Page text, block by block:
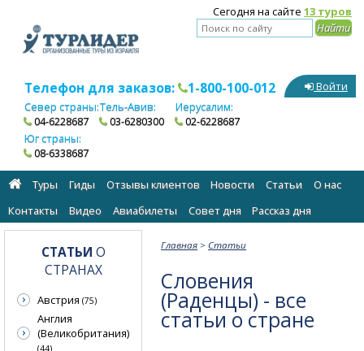
Сегодня на сайте 13 туров
Телефон для заказов: 1-800-100-012
Север страны:
04-6228687
Тель-Авив:
03-6280300
Иерусалим:
02-6228687
Юг страны:
08-6338687
Войти
Туры Гиды Отзывы клиентов Новости Статьи
О нас
Контакты
Видео Авиабилеты Cовет дня Рассказ дня
Главная > Статьи
Словения
(Раденцы) - все
статьи о стране
СТАТЬИ О
СТРАНАХ
Австрия (75)
Англия
(Великобритания)
(44)